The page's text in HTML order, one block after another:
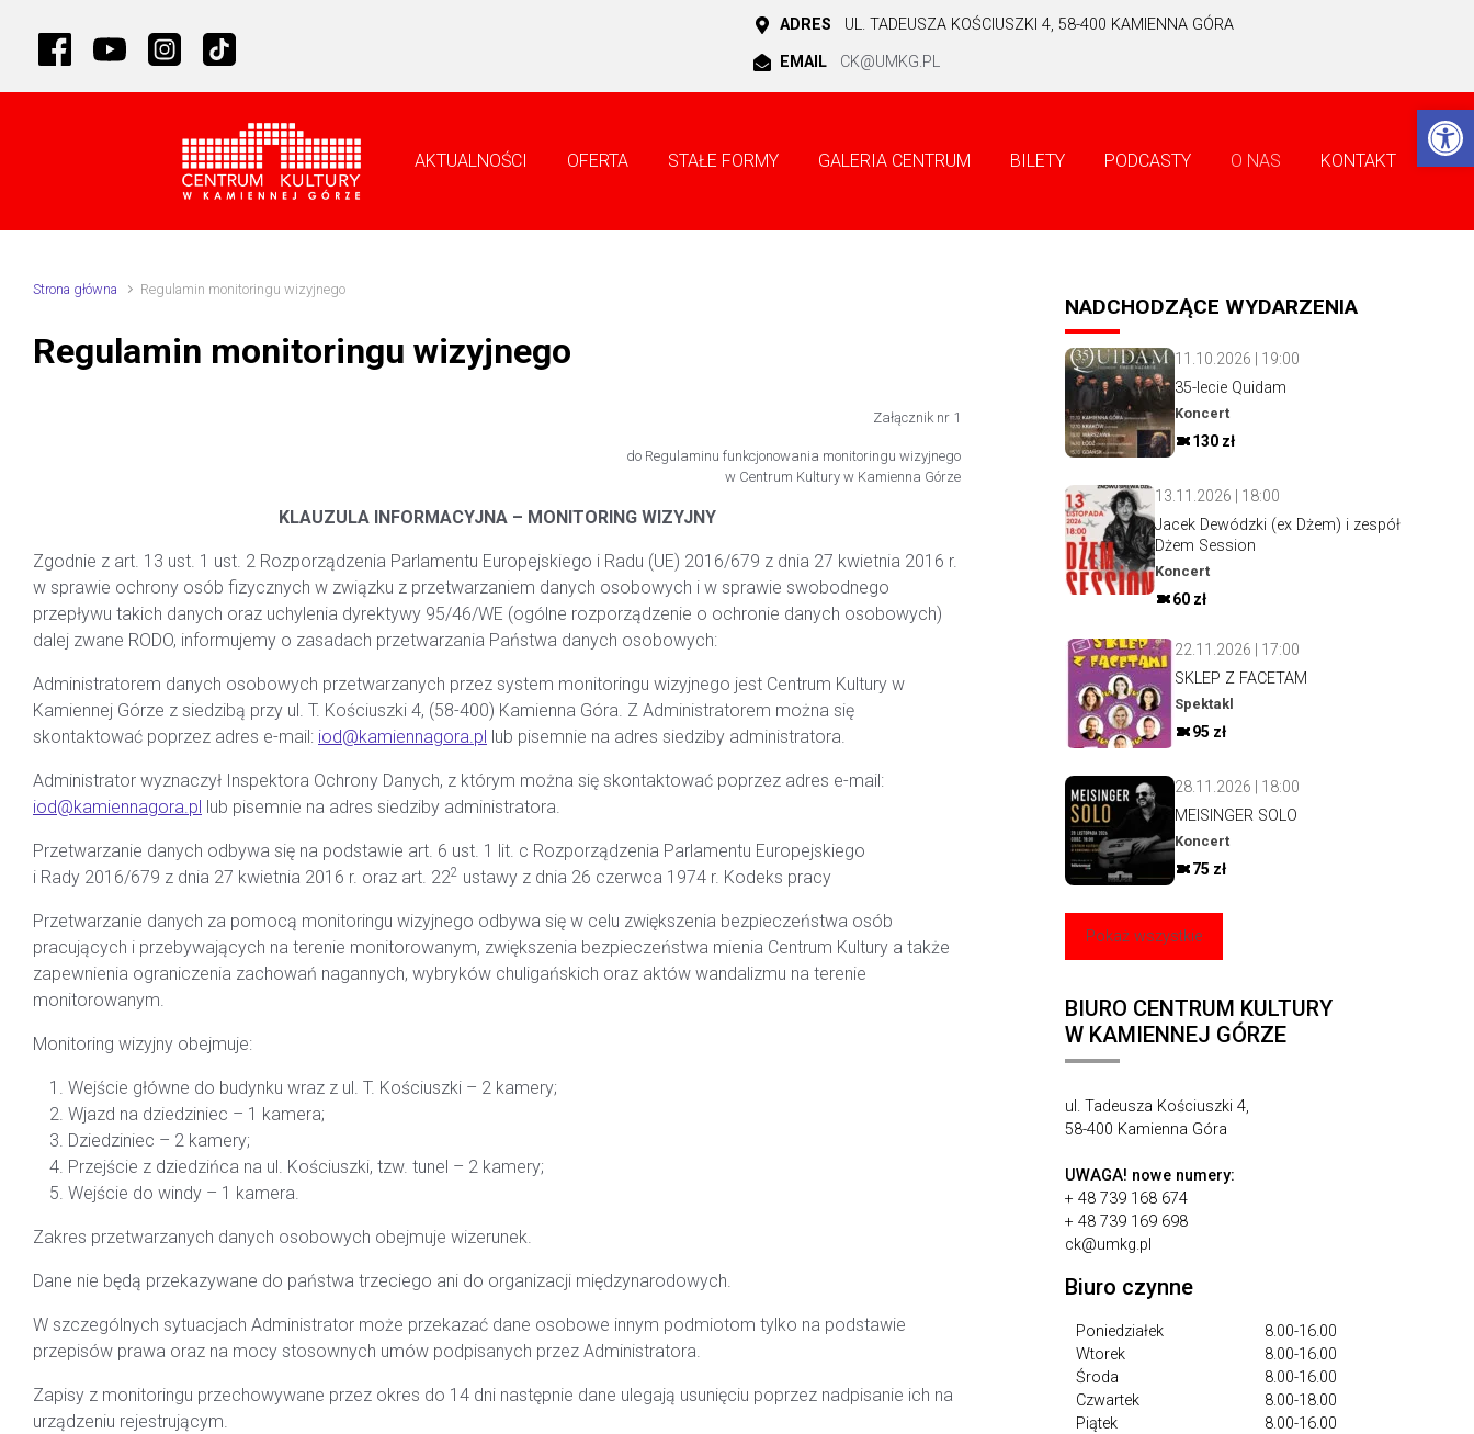
ADRES
UL. TADEUSZA KOŚCIUSZKI 4, 58-400 KAMIENNA GÓRA
EMAIL
CK@UMKG.PL
AKTUALNOŚCI OFERTA STAŁE FORMY GALERIA CENTRUM BILETY PODCASTY O NAS KONTAKT
Strona główna Regulamin monitoringu wizyjnego
Regulamin monitoringu wizyjnego
Załącznik nr 1
do Regulaminu funkcjonowania monitoringu wizyjnego
w Centrum Kultury w Kamienna Górze
KLAUZULA INFORMACYJNA – MONITORING WIZYJNY
Zgodnie z art. 13 ust. 1 ust. 2 Rozporządzenia Parlamentu Europejskiego i Radu (UE) 2016/679 z dnia 27 kwietnia 2016 r.
w sprawie ochrony osób fizycznych w związku z przetwarzaniem danych osobowych i w sprawie swobodnego
przepływu takich danych oraz uchylenia dyrektywy 95/46/WE (ogólne rozporządzenie o ochronie danych osobowych)
dalej zwane RODO, informujemy o zasadach przetwarzania Państwa danych osobowych:
Administratorem danych osobowych przetwarzanych przez system monitoringu wizyjnego jest Centrum Kultury w
Kamiennej Górze z siedzibą przy ul. T. Kościuszki 4, (58-400) Kamienna Góra. Z Administratorem można się
skontaktować poprzez adres e-mail: iod@kamiennagora.pl lub pisemnie na adres siedziby administratora.
Administrator wyznaczył Inspektora Ochrony Danych, z którym można się skontaktować poprzez adres e-mail:
iod@kamiennagora.pl lub pisemnie na adres siedziby administratora.
Przetwarzanie danych odbywa się na podstawie art. 6 ust. 1 lit. c Rozporządzenia Parlamentu Europejskiego
i Rady 2016/679 z dnia 27 kwietnia 2016 r. oraz art. 222 ustawy z dnia 26 czerwca 1974 r. Kodeks pracy
Przetwarzanie danych za pomocą monitoringu wizyjnego odbywa się w celu zwiększenia bezpieczeństwa osób
pracujących i przebywających na terenie monitorowanym, zwiększenia bezpieczeństwa mienia Centrum Kultury a także
zapewnienia ograniczenia zachowań nagannych, wybryków chuligańskich oraz aktów wandalizmu na terenie
monitorowanym.
Monitoring wizyjny obejmuje:
Wejście główne do budynku wraz z ul. T. Kościuszki – 2 kamery;
Wjazd na dziedziniec – 1 kamera;
Dziedziniec – 2 kamery;
Przejście z dziedzińca na ul. Kościuszki, tzw. tunel – 2 kamery;
Wejście do windy – 1 kamera.
Zakres przetwarzanych danych osobowych obejmuje wizerunek.
Dane nie będą przekazywane do państwa trzeciego ani do organizacji międzynarodowych.
W szczególnych sytuacjach Administrator może przekazać dane osobowe innym podmiotom tylko na podstawie
przepisów prawa oraz na mocy stosownych umów podpisanych przez Administratora.
Zapisy z monitoringu przechowywane przez okres do 14 dni następnie dane ulegają usunięciu poprzez nadpisanie ich na
urządzeniu rejestrującym.
NADCHODZĄCE WYDARZENIA
11.10.2026 | 19:00
35-lecie Quidam
Koncert
130 zł
13.11.2026 | 18:00
Jacek Dewódzki (ex Dżem) i zespół
Dżem Session
Koncert
60 zł
22.11.2026 | 17:00
SKLEP Z FACETAM
Spektakl
95 zł
28.11.2026 | 18:00
MEISINGER SOLO
Koncert
75 zł
Pokaż wszystkie
BIURO CENTRUM KULTURY
W KAMIENNEJ GÓRZE
ul. Tadeusza Kościuszki 4,
58-400 Kamienna Góra
UWAGA! nowe numery:
+ 48 739 168 674
+ 48 739 169 698
ck@umkg.pl
Biuro czynne
Poniedziałek
Wtorek
Środa
Czwartek
Piątek
8.00-16.00
8.00-16.00
8.00-16.00
8.00-18.00
8.00-16.00